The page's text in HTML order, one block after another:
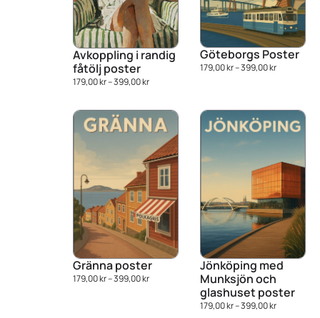
Avkoppling i randig
fåtölj poster
179,00kr–399,00kr
Göteborgs Poster
179,00kr–399,00kr
Gränna poster
179,00kr–399,00kr
Jönköping med
Munksjön och
glashuset poster
179,00kr–399,00kr